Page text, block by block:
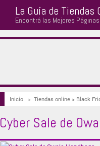
La Guía de Tiendas
Encontrá las Mejores
Inicio> Tiendas online > Black
Cyber Sale de